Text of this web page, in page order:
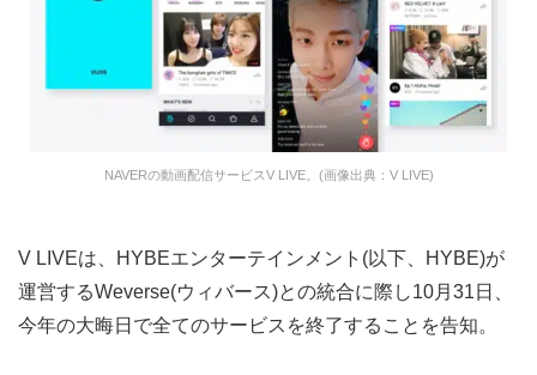
NAVERの動画配信サービスV LIVE。(画像出典：V LIVE)
V LIVEは、HYBEエンターテインメント(以下、HYBE)が
運営するWeverse(ウィバース)との統合に際し10月31日、
今年の大晦日で全てのサービスを終了することを告知。